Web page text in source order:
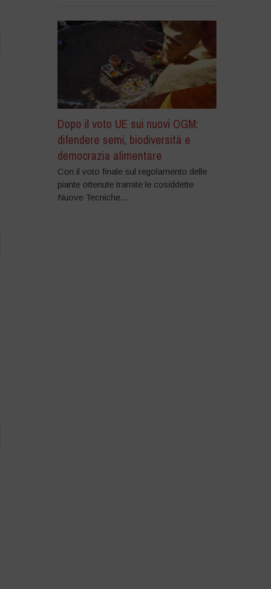
Dopo il voto UE sui nuovi OGM:
difendere semi, biodiversità e
democrazia alimentare
Con il voto finale sul regolamento delle
piante ottenute tramite le cosiddette
Nuove Tecniche...